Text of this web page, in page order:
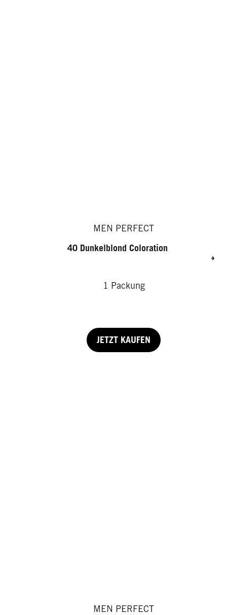
MEN PERFECT
40 Dunkelblond Coloration
1 Packung
JETZT KAUFEN
MEN PERFECT